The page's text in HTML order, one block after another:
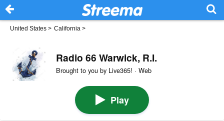
United States > California >
Radio 66 Warwick, R.I.
Brought to you by Live365! · Web
Play